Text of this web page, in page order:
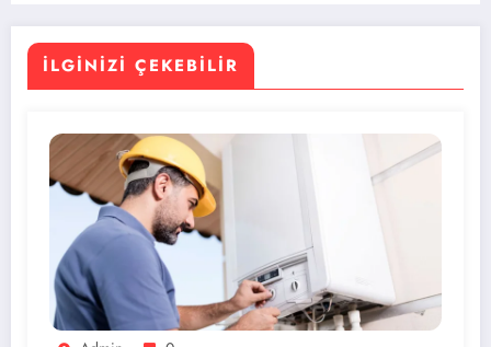
İLGINIZI ÇEKEBILIR